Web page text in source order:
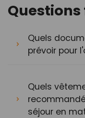
Quels
prévoir pour
Quels
séjour en